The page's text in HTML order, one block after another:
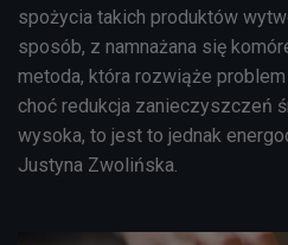
spożycia takich produktów
sposób, z namnażana się
metoda, która rozwiąże
choć redukcja zanieczyszczeń
wysoka, to jest to jednak
Justyna Zwolińska.